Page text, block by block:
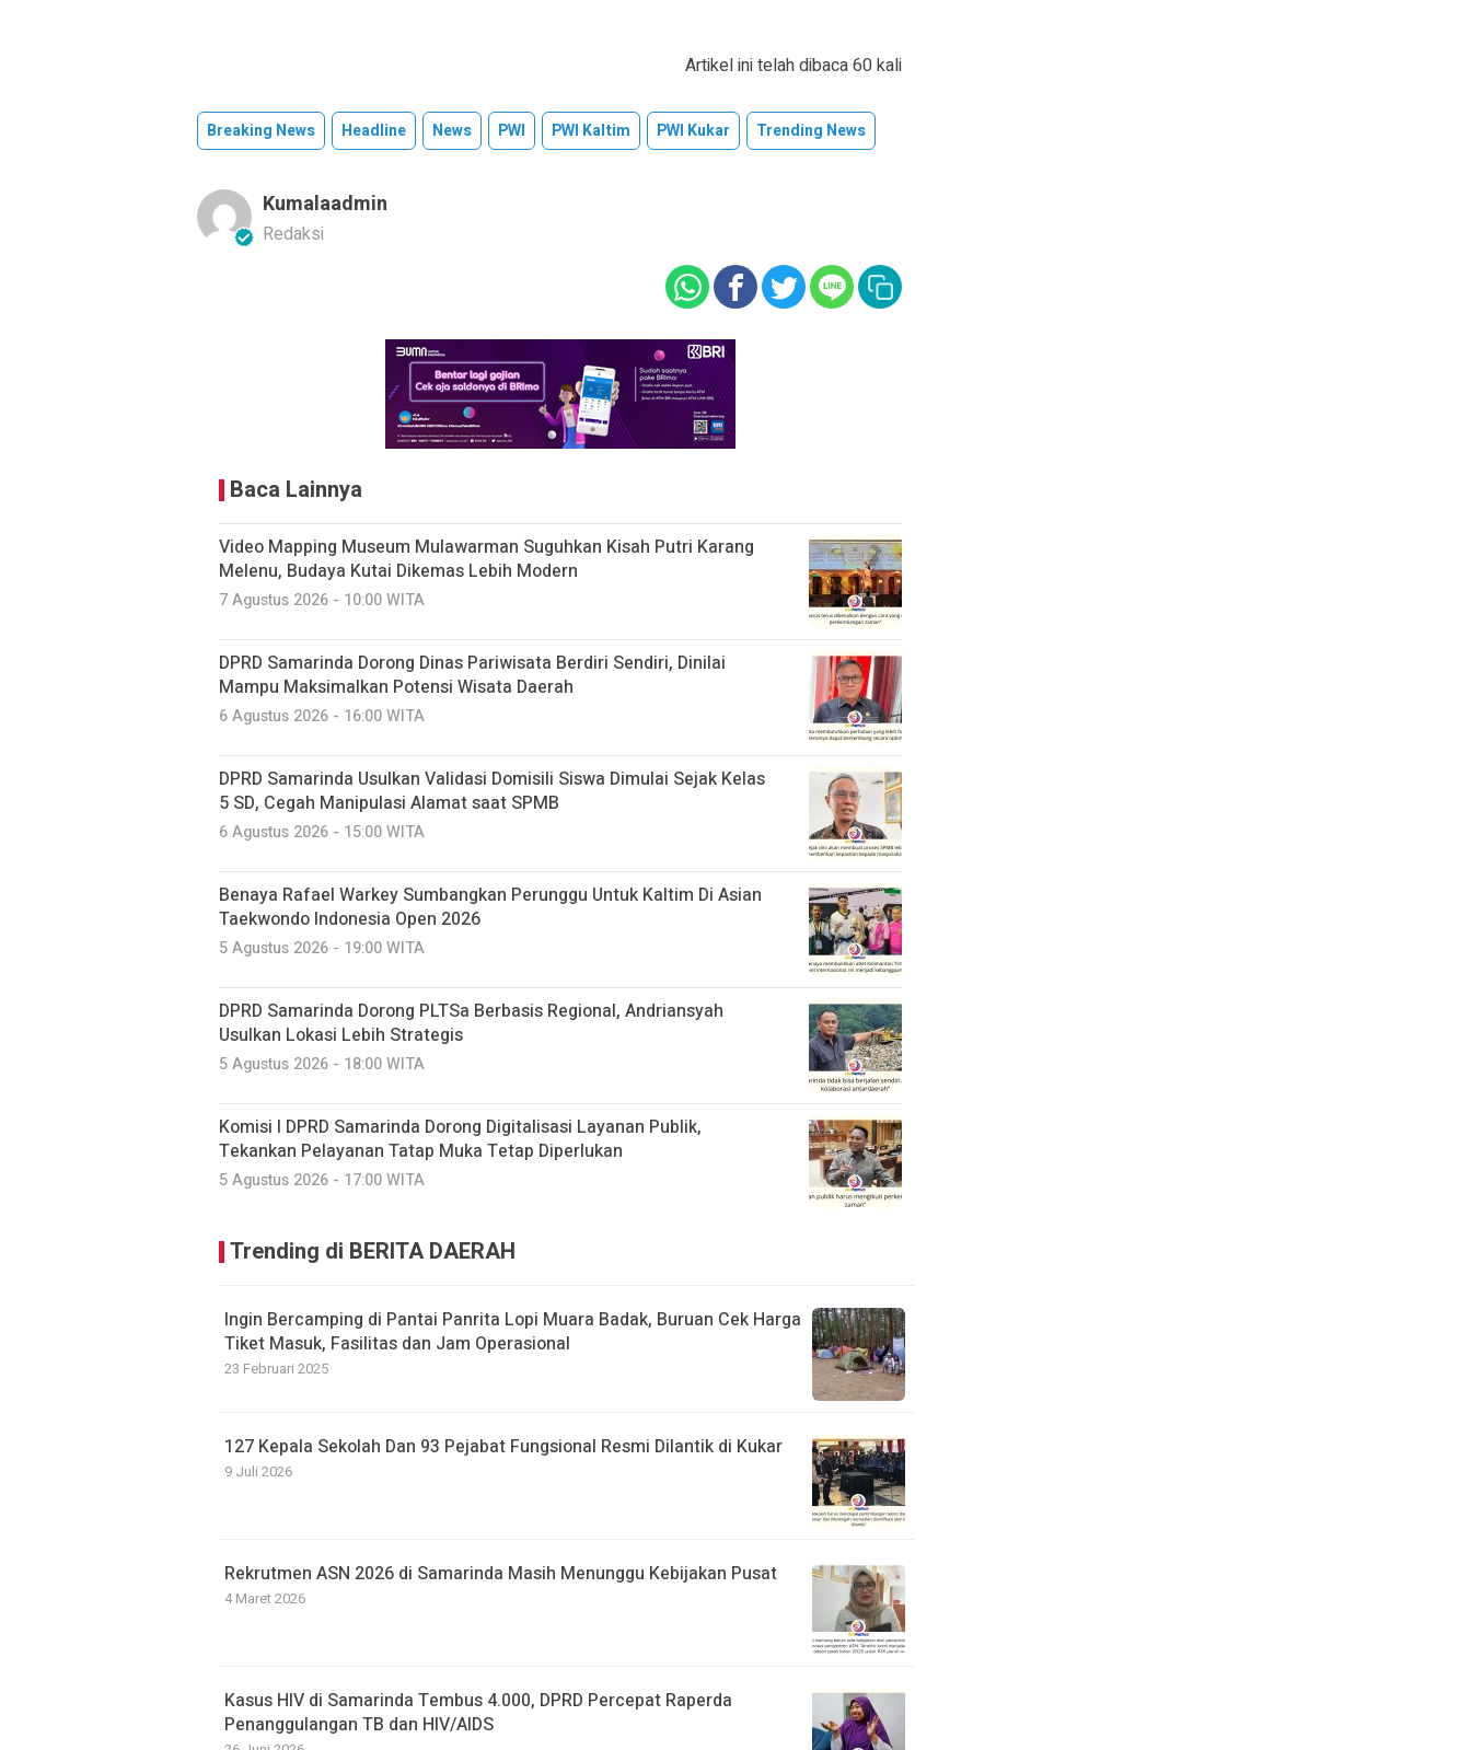
Artikel ini telah dibaca 60 kali
Breaking News Headline News PWI PWI Kaltim PWI Kukar Trending News
Kumalaadmin
Redaksi
Baca Lainnya
Video Mapping Museum Mulawarman Suguhkan Kisah Putri Karang
Melenu, Budaya Kutai Dikemas Lebih Modern
7 Agustus 2026 - 10:00 WITA
DPRD Samarinda Dorong Dinas Pariwisata Berdiri Sendiri, Dinilai
Mampu Maksimalkan Potensi Wisata Daerah
6 Agustus 2026 - 16:00 WITA
DPRD Samarinda Usulkan Validasi Domisili Siswa Dimulai Sejak Kelas
5 SD, Cegah Manipulasi Alamat saat SPMB
6 Agustus 2026 - 15:00 WITA
Benaya Rafael Warkey Sumbangkan Perunggu Untuk Kaltim Di Asian
Taekwondo Indonesia Open 2026
5 Agustus 2026 - 19:00 WITA
DPRD Samarinda Dorong PLTSa Berbasis Regional, Andriansyah
Usulkan Lokasi Lebih Strategis
5 Agustus 2026 - 18:00 WITA
Komisi I DPRD Samarinda Dorong Digitalisasi Layanan Publik,
Tekankan Pelayanan Tatap Muka Tetap Diperlukan
5 Agustus 2026 - 17:00 WITA
Trending di BERITA DAERAH
Ingin Bercamping di Pantai Panrita Lopi Muara Badak, Buruan Cek Harga
Tiket Masuk, Fasilitas dan Jam Operasional
23 Februari 2025
127 Kepala Sekolah Dan 93 Pejabat Fungsional Resmi Dilantik di Kukar
9 Juli 2026
Rekrutmen ASN 2026 di Samarinda Masih Menunggu Kebijakan Pusat
4 Maret 2026
Kasus HIV di Samarinda Tembus 4.000, DPRD Percepat Raperda
Penanggulangan TB dan HIV/AIDS